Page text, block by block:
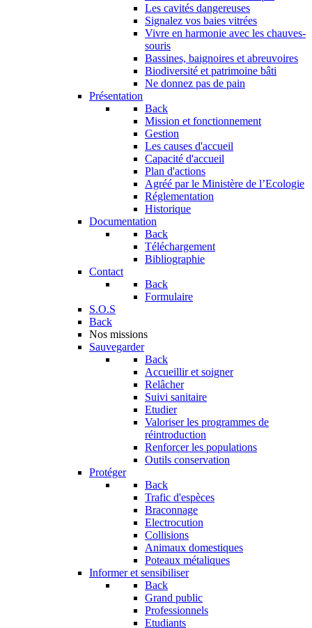
Les cavités dangereuses
Signalez vos baies vitrées
Vivre en harmonie avec les chauves-
souris
Bassines, baignoires et abreuvoires
Biodiversité et patrimoine bâti
Ne donnez pas de pain
Présentation
Back
Mission et fonctionnement
Gestion
Les causes d'accueil
Capacité d'accueil
Plan d'actions
Agréé par le Ministère de l’Ecologie
Réglementation
Historique
Documentation
Back
Téléchargement
Bibliographie
Contact
Back
Formulaire
S.O.S
Back
Nos missions
Sauvegarder
Back
Accueillir et soigner
Relâcher
Suivi sanitaire
Etudier
Valoriser les programmes de
réintroduction
Renforcer les populations
Outils conservation
Protéger
Back
Trafic d'espèces
Braconnage
Electrocution
Collisions
Animaux domestiques
Poteaux métaliques
Informer et sensibiliser
Back
Grand public
Professionnels
Etudiants